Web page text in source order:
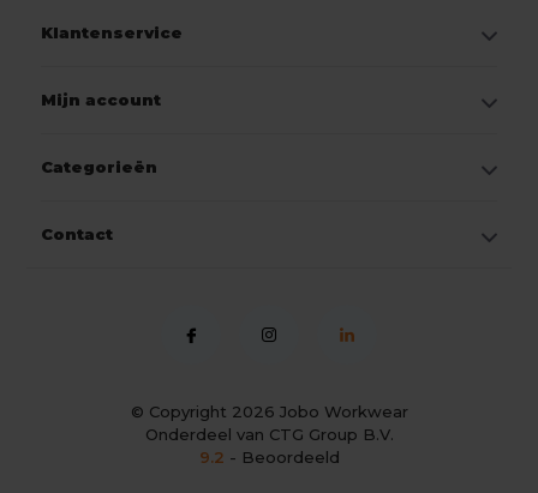
Klantenservice
Mijn account
Categorieën
Contact
© Copyright 2026 Jobo Workwear
Onderdeel van CTG Group B.V.
9.2 - Beoordeeld